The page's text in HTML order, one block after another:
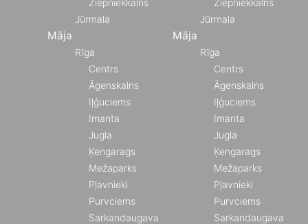
Ziepniekkalns
Jūrmala
Māja
Rīga
Centrs
Āgenskalns
Iļģuciems
Imanta
Jugla
Ķengarags
Mežaparks
Pļavnieki
Purvciems
Sarkandaugava
Ziepniekkalns
Jūrmala
Māja
Rīga
Centrs
Āgenskalns
Iļģuciems
Imanta
Jugla
Ķengarags
Mežaparks
Pļavnieki
Purvciems
Sarkandaugava